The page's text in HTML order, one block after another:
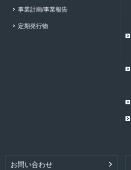
事業計画/事業報告
定期発行物
お問い合わせ